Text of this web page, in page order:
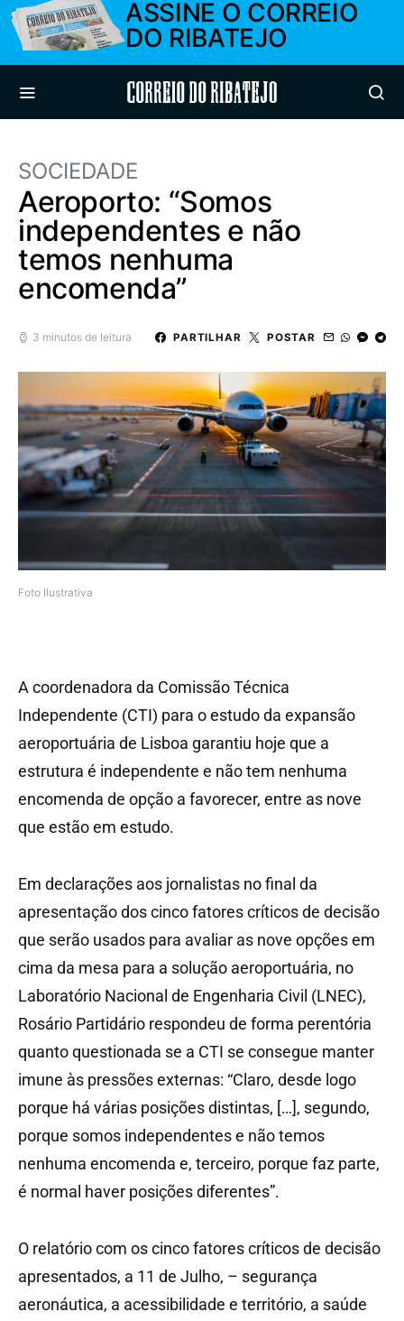
ASSINE O CORREIO
DO RIBATEJO
Correio do Ribatejo
SOCIEDADE
Aeroporto: “Somos
independentes e não
temos nenhuma
encomenda”
3 minutos de leitura PARTILHAR POSTAR
Foto Ilustrativa
A coordenadora da Comissão Técnica
Independente (CTI) para o estudo da expansão
aeroportuária de Lisboa garantiu hoje que a
estrutura é independente e não tem nenhuma
encomenda de opção a favorecer, entre as nove
que estão em estudo.
Em declarações aos jornalistas no final da
apresentação dos cinco fatores críticos de decisão
que serão usados para avaliar as nove opções em
cima da mesa para a solução aeroportuária, no
Laboratório Nacional de Engenharia Civil (LNEC),
Rosário Partidário respondeu de forma perentória
quanto questionada se a CTI se consegue manter
imune às pressões externas: “Claro, desde logo
porque há várias posições distintas, […], segundo,
porque somos independentes e não temos
nenhuma encomenda e, terceiro, porque faz parte,
é normal haver posições diferentes”.
O relatório com os cinco fatores críticos de decisão
apresentados, a 11 de Julho, – segurança
aeronáutica, a acessibilidade e território, a saúde